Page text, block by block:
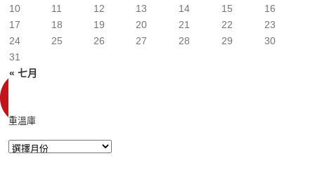
« 七月
10
11 12 13 14 15
16
17
18 19 20 21 22
23
24
25 26 27 28 29
30
31
重溫庫